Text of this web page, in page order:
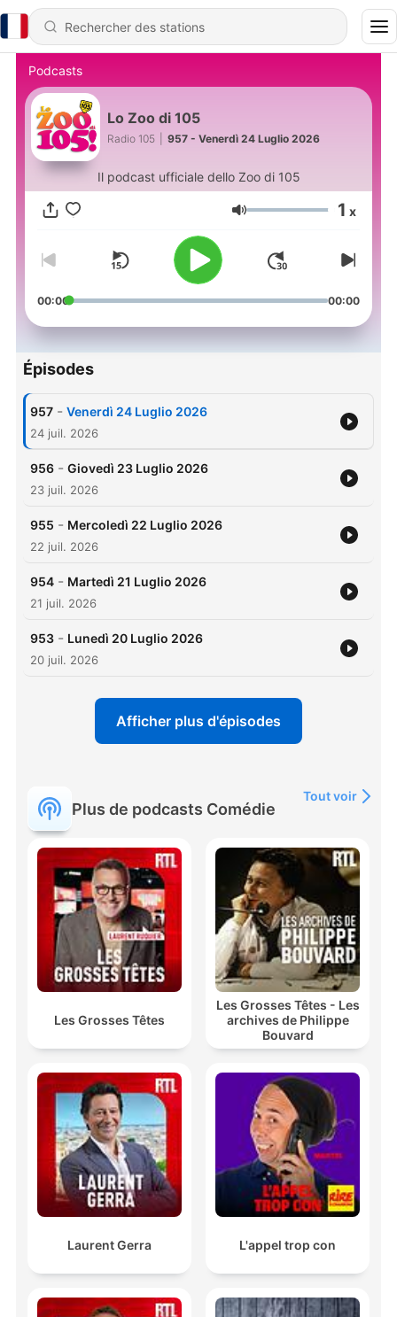
Podcasts
Lo Zoo di 105
Radio 105 957 - Venerdì 24 Luglio 2026
Il podcast ufficiale dello Zoo di 105
Volume 1 x
00:00 00:00
Épisodes
957 - Venerdì 24 Luglio 2026
24 juil. 2026
956 - Giovedì 23 Luglio 2026
23 juil. 2026
955 - Mercoledì 22 Luglio 2026
22 juil. 2026
954 - Martedì 21 Luglio 2026
21 juil. 2026
953 - Lunedì 20 Luglio 2026
20 juil. 2026
Afficher plus d'épisodes
Plus de podcasts Comédie
Tout voir
Les Grosses Têtes
Les Grosses Têtes - Les
archives de Philippe
Bouvard
Laurent Gerra L'appel trop con